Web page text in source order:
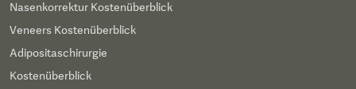
Nasenkorrektur Kostenüberblick
Veneers Kostenüberblick
Adipositaschirurgie
Kostenüberblick